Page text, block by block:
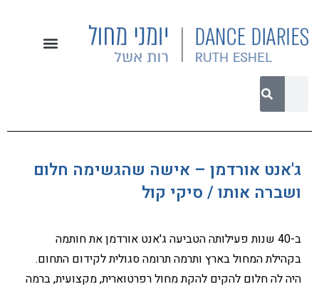
ג'אנט אורדמן – אישה שהגשימה חלום
ושברה אותו / סיקי קול
ב-40 שנות פעילותה הטביעה ג'אנט אורדמן את חותמה
בקהילת המחול בארץ ותרמה תרומה סגולית לקידום התחום.
היה לה חלום להקים להקת מחול רפרטוארית, מקצועית, ברמה